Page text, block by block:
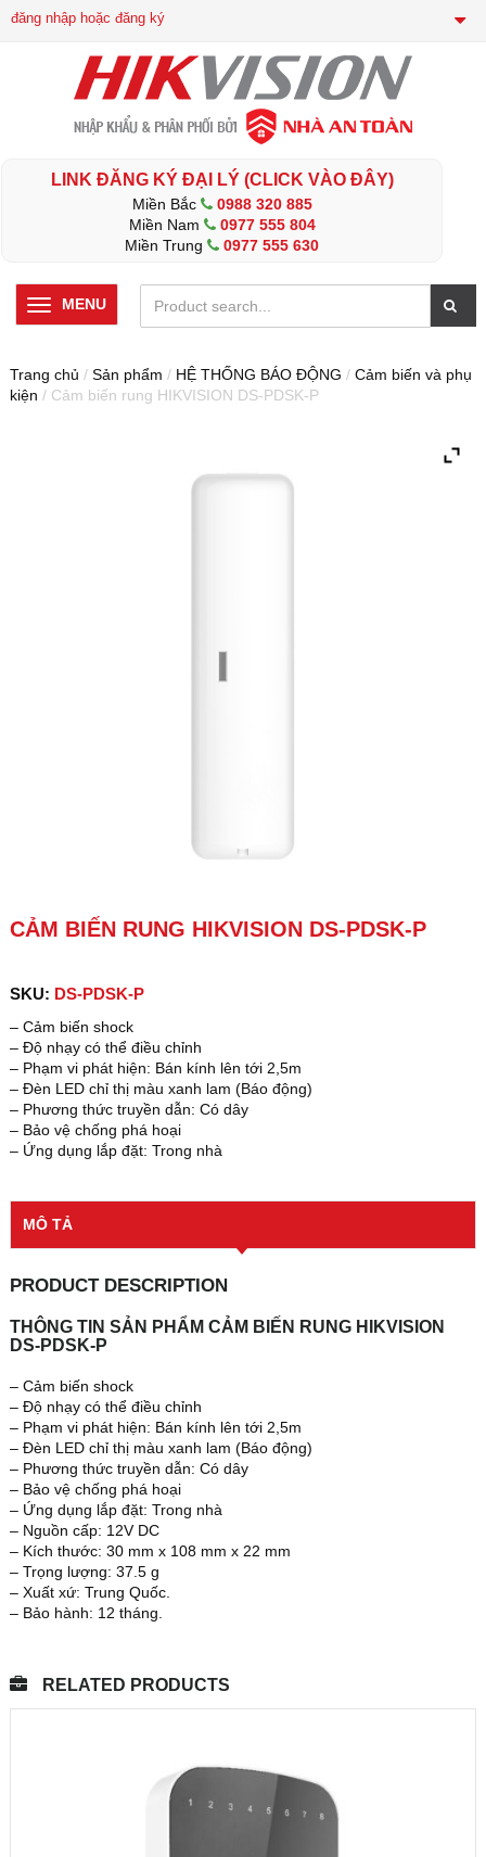
đăng nhập hoặc đăng ký
LINK ĐĂNG KÝ ĐẠI LÝ (CLICK VÀO ĐÂY)
Miền Bắc
0988 320 885
Miền Nam
0977 555 804
Miền Trung
0977 555 630
MENU
Trang chủ / Sản phẩm / HỆ THỐNG BÁO ĐỘNG / Cảm biến và phụ
kiện / Cảm biến rung HIKVISION DS-PDSK-P
CẢM BIẾN RUNG HIKVISION DS-PDSK-P
SKU: DS-PDSK-P
– Cảm biến shock
– Độ nhạy có thể điều chỉnh
– Phạm vi phát hiện: Bán kính lên tới 2,5m
– Đèn LED chỉ thị màu xanh lam (Báo động)
– Phương thức truyền dẫn: Có dây
– Bảo vệ chống phá hoại
– Ứng dụng lắp đặt: Trong nhà
MÔ TẢ
PRODUCT DESCRIPTION
THÔNG TIN SẢN PHẨM CẢM BIẾN RUNG HIKVISION
DS-PDSK-P
– Cảm biến shock
– Độ nhạy có thể điều chỉnh
– Phạm vi phát hiện: Bán kính lên tới 2,5m
– Đèn LED chỉ thị màu xanh lam (Báo động)
– Phương thức truyền dẫn: Có dây
– Bảo vệ chống phá hoại
– Ứng dụng lắp đặt: Trong nhà
– Nguồn cấp: 12V DC
– Kích thước: 30 mm x 108 mm x 22 mm
– Trọng lượng: 37.5 g
– Xuất xứ: Trung Quốc.
– Bảo hành: 12 tháng.
RELATED PRODUCTS